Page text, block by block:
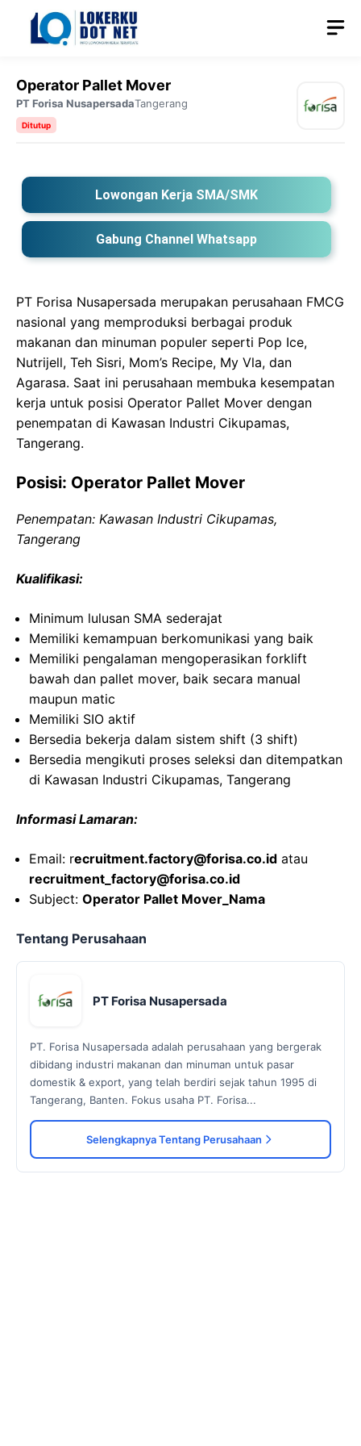
Langsung
Operator Pallet Mover
PT Forisa NusapersadaTangerang
Ditutup
Lowongan Kerja SMA/SMK
Gabung Channel Whatsapp
PT Forisa Nusapersada merupakan perusahaan FMCG
nasional yang memproduksi berbagai produk
makanan dan minuman populer seperti Pop Ice,
Nutrijell, Teh Sisri, Mom’s Recipe, My Vla, dan
Agarasa. Saat ini perusahaan membuka kesempatan
kerja untuk posisi Operator Pallet Mover dengan
penempatan di Kawasan Industri Cikupamas,
Tangerang.
Posisi: Operator Pallet Mover
Penempatan: Kawasan Industri Cikupamas,
Tangerang
Kualifikasi:
Minimum lulusan SMA sederajat
Memiliki kemampuan berkomunikasi yang baik
Memiliki pengalaman mengoperasikan forklift
bawah dan pallet mover, baik secara manual
maupun matic
Memiliki SIO aktif
Bersedia bekerja dalam sistem shift (3 shift)
Bersedia mengikuti proses seleksi dan ditempatkan
di Kawasan Industri Cikupamas, Tangerang
Informasi Lamaran:
Email: recruitment.factory@forisa.co.id atau
recruitment_factory@forisa.co.id
Subject: Operator Pallet Mover_Nama
Tentang Perusahaan
PT Forisa Nusapersada
PT. Forisa Nusapersada adalah perusahaan yang bergerak
dibidang industri makanan dan minuman untuk pasar
domestik & export, yang telah berdiri sejak tahun 1995 di
Tangerang, Banten. Fokus usaha PT. Forisa...
Selengkapnya Tentang Perusahaan